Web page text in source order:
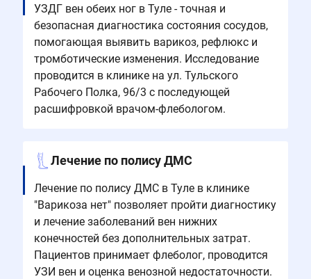
УЗДГ вен обеих ног в Туле - точная и
безопасная диагностика состояния сосудов,
помогающая выявить варикоз, рефлюкс и
тромботические изменения. Исследование
проводится в клинике на ул. Тульского
Рабочего Полка, 96/3 с последующей
расшифровкой врачом-флебологом.
Лечение по полису ДМС
Лечение по полису ДМС в Туле в клинике
"Варикоза нет" позволяет пройти диагностику
и лечение заболеваний вен нижних
конечностей без дополнительных затрат.
Пациентов принимает флеболог, проводится
УЗИ вен и оценка венозной недостаточности.